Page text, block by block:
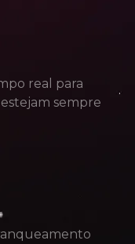
real para
sempre